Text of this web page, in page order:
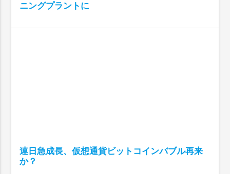
ニングプラントに
連日急成長、仮想通貨ビットコインバブル再来
か？